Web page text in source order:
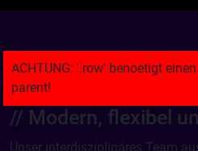
// Modern, flexibel
Unser interdisziplinäres Team